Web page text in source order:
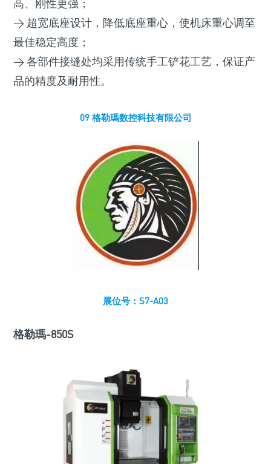
高、刚性更强；
> 超宽底座设计，降低底座重心，使机床重心调至
最佳稳定高度；
> 各部件接缝处均采用传统手工铲花工艺，保证产
品的精度及耐用性。
09 格勒瑪数控科技有限公司
展位号：S7-A03
格勒瑪-850S